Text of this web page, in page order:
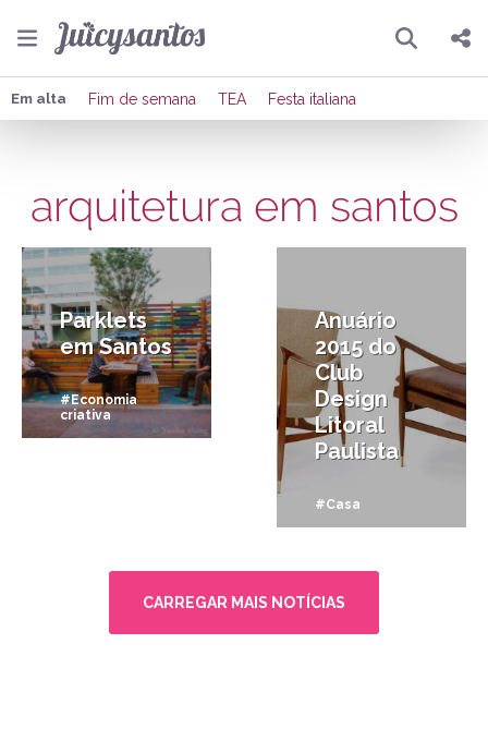
Pesquisar
Compartilhar
Enviar por Whatsapp
Publicar no Facebook
Em alta Fim de semana TEA Festa italiana
arquitetura em santos
Parklets
em Santos
#Economia
criativa
Anuário
2015 do
Club
Design
Litoral
Paulista
#Casa
CARREGAR MAIS NOTÍCIAS